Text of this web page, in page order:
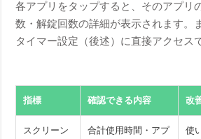
各アプリをタップすると、そのアプリ
数・解錠回数の詳細が表示されます。
タイマー設定（後述）に直接アクセス
指標 確認できる内容 改
スクリーン
合計使用時間・アプ
使